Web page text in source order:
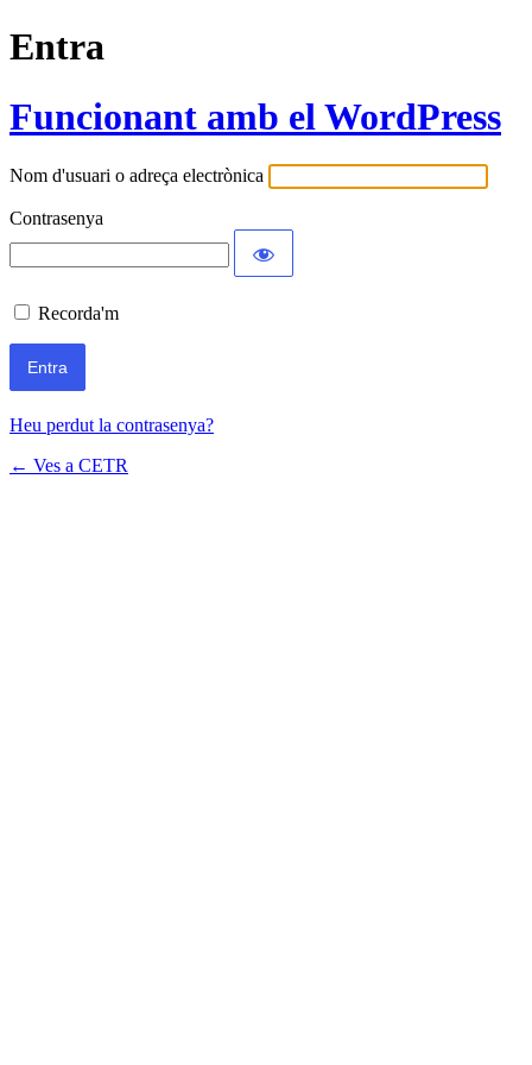
Entra
Funcionant amb el WordPress
Nom d'usuari o adreça electrònica
Contrasenya
Recorda'm
Heu perdut la contrasenya?
← Ves a CETR